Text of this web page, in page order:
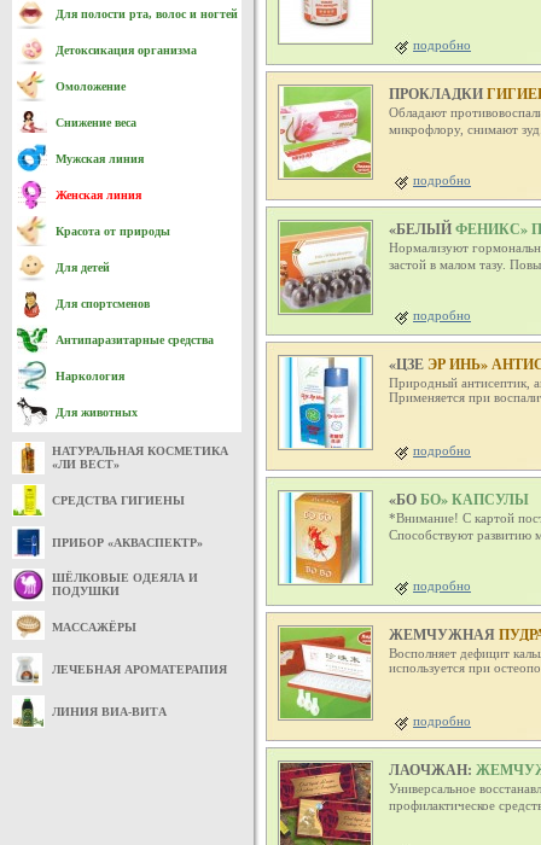
Для полости рта, волос и ногтей
Детоксикация организма
Омоложение
Снижение веса
Мужская линия
Женская линия
Красота от природы
Для детей
Для спортсменов
Антипаразитарные средства
Наркология
Для животных
НАТУРАЛЬНАЯ КОСМЕТИКА
«ЛИ ВЕСТ»
СРЕДСТВА ГИГИЕНЫ
ПРИБОР «АКВАСПЕКТР»
ШЁЛКОВЫЕ ОДЕЯЛА И
ПОДУШКИ
МАССАЖЁРЫ
ЛЕЧЕБНАЯ АРОМАТЕРАПИЯ
ЛИНИЯ ВИА-ВИТА
подробно
ПРОКЛАДКИ
Обладают
микрофлору, снимают
подробно
«БЕЛЫЙФЕНИКС»
Нормализуют
застой в малом тазу.
подробно
«ЦЗЕЭР ИНЬ»
Природный антисептик,
Применяется при
подробно
«БОБО» КАПСУЛЫ
*Внимание! С картой
Способствуют развитию
подробно
ЖЕМЧУЖНАЯ
Восполняет дефицит
используется при
подробно
ЛАОЧЖАН:
Универсальное
профилактическое